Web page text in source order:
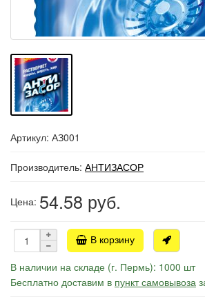
Артикул: АЗ001
Производитель: АНТИЗАСОР
Цена: 54.58 руб.
В корзину
В наличии на складе (г. Пермь): 1000 шт
Бесплатно доставим в пункт самовывоза